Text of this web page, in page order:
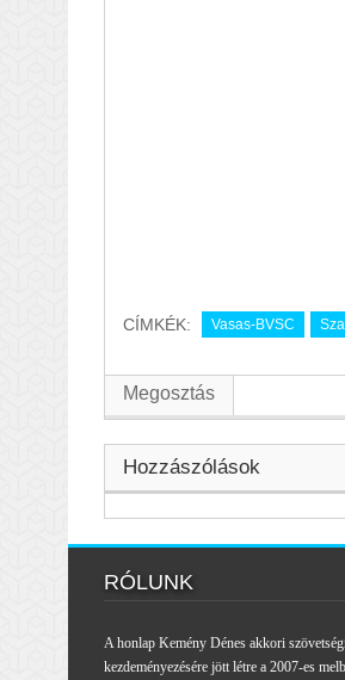
CÍMKÉK: Vasas-BVSC
Megosztás
Hozzászólások
RÓLUNK
A honlap Kemény Dénes akkori
kezdeményezésére jött létre a 2007-es